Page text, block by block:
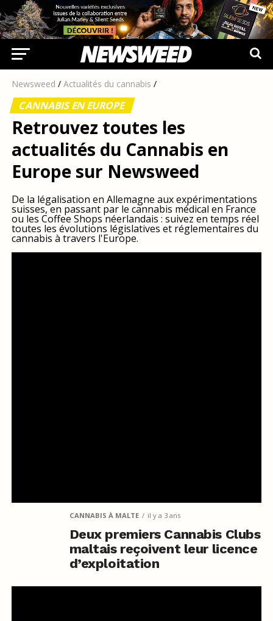
Newsweed / Actualités du cannabis /
CANNABIS EN EUROPE
Retrouvez toutes les
actualités du Cannabis en
Europe sur Newsweed
De la légalisation en Allemagne aux expérimentations
suisses, en passant par le cannabis médical en France
ou les Coffee Shops néerlandais : suivez en temps réel
toutes les évolutions législatives et réglementaires du
cannabis à travers l'Europe.
CANNABIS À MALTE il y a 3 ans
Deux premiers Cannabis Clubs
maltais reçoivent leur licence
d’exploitation